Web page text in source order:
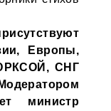
Европы,
СНГ
министр